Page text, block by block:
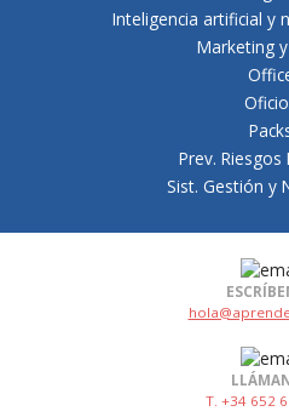
Inteligencia artificial y
Marketing
Prev. Riesgos
Sist. Gestión y
T. +34 652